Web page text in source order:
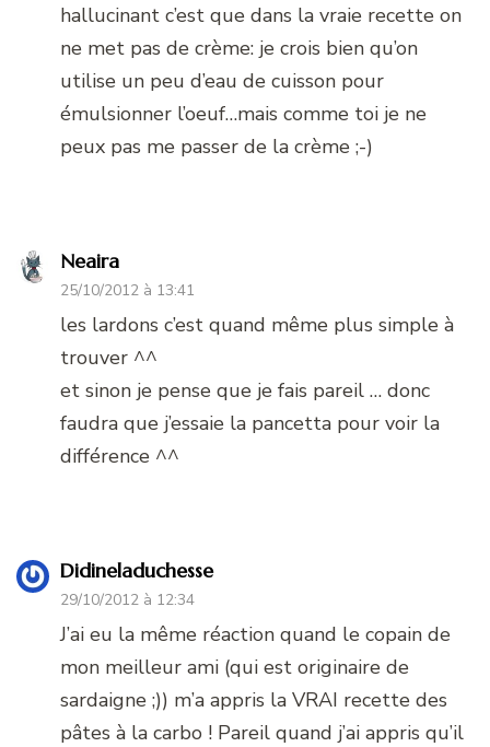
hallucinant c’est que dans la vraie recette on
ne met pas de crème: je crois bien qu’on
utilise un peu d’eau de cuisson pour
émulsionner l’oeuf…mais comme toi je ne
peux pas me passer de la crème ;-)
Neaira
25/10/2012 à 13:41
les lardons c’est quand même plus simple à
trouver ^^
et sinon je pense que je fais pareil … donc
faudra que j’essaie la pancetta pour voir la
différence ^^
Didineladuchesse
29/10/2012 à 12:34
J’ai eu la même réaction quand le copain de
mon meilleur ami (qui est originaire de
sardaigne ;)) m’a appris la VRAI recette des
pâtes à la carbo ! Pareil quand j’ai appris qu’il